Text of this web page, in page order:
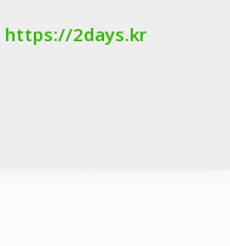
https://2days.kr